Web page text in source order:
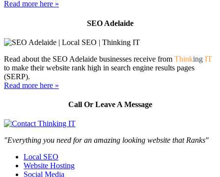
Read more here »
SEO Adelaide
Read about the SEO Adelaide businesses receive from Thinking IT
to make their website rank high in search engine results pages
(SERP).
Read more here »
Call Or Leave A Message
"Everything you need for an amazing looking website that Ranks"
Local SEO
Website Hosting
Social Media